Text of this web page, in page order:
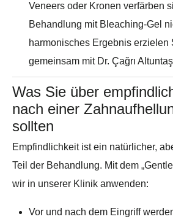
Veneers oder Kronen verfärben
Behandlung mit Bleaching-Gel
harmonisches Ergebnis erzielen
gemeinsam mit Dr. Çağrı
Was Sie über
nach einer
sollten
Empfindlichkeit ist ein natürlicher,
Teil der Behandlung. Mit dem
wir in unserer Klinik anwenden:
Vor und nach dem Eingriff